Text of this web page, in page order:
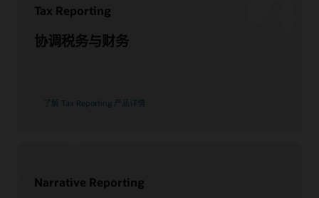
Tax Reporting
协调税务与财务
了解 Tax Reporting 产品详情
Narrative Reporting